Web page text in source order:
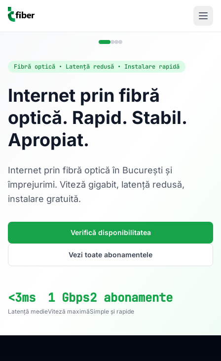
Fibră optică • Latență redusă • Instalare rapidă
Internet prin fibră
optică. Rapid. Stabil.
Apropiat.
Internet prin fibră optică în București și
împrejurimi. Viteză gigabit, latență redusă,
instalare gratuită.
Verifică disponibilitatea
Vezi toate abonamentele
<3ms
Latență medie
1 Gbps
Viteză maximă
2 abonamente
Simple și rapide
Acasă
Internet Rezidențial
Fibră optică până la 1 Gbps, direct în casa ta.